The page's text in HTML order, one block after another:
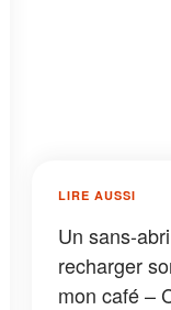
LIRE AUSSI
Un sans-
recharger
mon café –